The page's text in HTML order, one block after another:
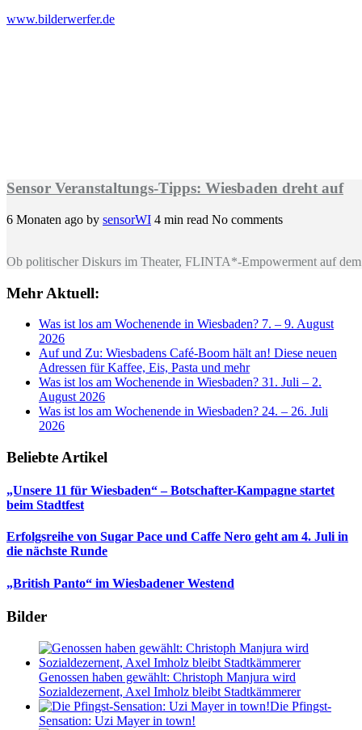
www.bilderwerfer.de
Sensor Veranstaltungs-Tipps: Wiesbaden dreht auf
6 Monaten ago by sensorWI 4 min read No comments
Ob politischer Diskurs im Theater, FLINTA*-Empowerment auf
Mehr Aktuell:
Was ist los am Wochenende in Wiesbaden? 7. – 9. August
2026
Auf und Zu: Wiesbadens Café-Boom hält an! Diese neuen
Adressen für Kaffee, Eis, Pasta und mehr
Was ist los am Wochenende in Wiesbaden? 31. Juli – 2.
August 2026
Was ist los am Wochenende in Wiesbaden? 24. – 26. Juli
2026
Beliebte Artikel
„Unsere 11 für Wiesbaden“ – Botschafter-Kampagne startet
beim Stadtfest
Erfolgsreihe von Sugar Pace und Caffe Nero geht am 4. Juli in
die nächste Runde
„British Panto“ im Wiesbadener Westend
Bilder
Genossen haben gewählt: Christoph Manjura wird
Sozialdezernent, Axel Imholz bleibt Stadtkämmerer
Die Pfingst-
Sensation: Uzi Mayer in town!